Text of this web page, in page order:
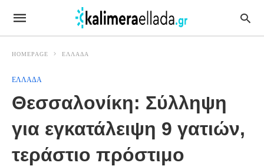
HOMEPAGE ΕΛΛΑΔΑ
ΕΛΛΑΔΑ
Θεσσαλονίκη: Σύλληψη
για εγκατάλειψη 9 γατιών,
τεράστιο πρόστιμο